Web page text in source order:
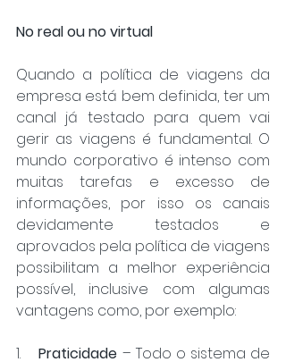
No real ou no virtual
Quando a política de viagens da
empresa está bem definida, ter um
canal já testado para quem vai
gerir as viagens é fundamental. O
mundo corporativo é intenso com
muitas tarefas e excesso de
informações, por isso os canais
devidamente testados e
aprovados pela política de viagens
possibilitam a melhor experiência
possível, inclusive com algumas
vantagens como, por exemplo:
1. Praticidade – Todo o sistema de